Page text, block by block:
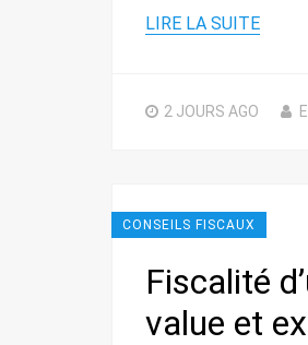
LIRE LA SUITE
2 JOURS AGO
CONSEILS FISCAUX
Fiscalité
value et